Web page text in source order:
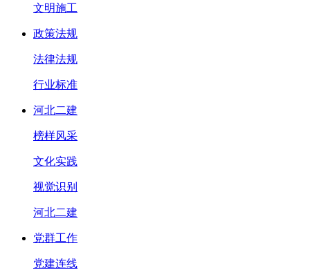
文明施工
政策法规
法律法规
行业标准
河北二建
榜样风采
文化实践
视觉识别
河北二建
党群工作
党建连线